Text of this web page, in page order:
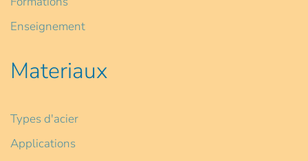
Enseignement
Materiaux
Types d'acier
Applications